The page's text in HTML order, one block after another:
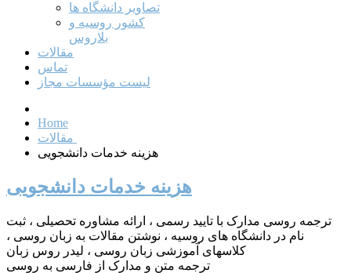
تصاویر دانشگاه ها
کشور روسیه و
بلاروس
مقالات
تماس
لیست مؤسسات مجاز
Home
هزینه خدمات دانشجویی
هزینه خدمات دانشجویی
ترجمه روسی مدارک با تایید رسمی ، ارائه مشاوره تحصیلی ، ثبت
نام در دانشگاه های روسیه ، نوشتن مقالات به زبان روسی ،
کلاسهای آموزشی زبان روسی ، لیدر روس زبان
ترجمه متن و مدارک از فارسی به روسی